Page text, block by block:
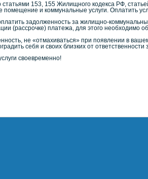
статьями 153, 155 Жилищного кодекса РФ,
помещение и коммунальные услуги. Оплатить
задолженность за жилищно-
(рассрочке) платежа, для этого
не «отмахиваться» при появлении в
себя и своих близких от ответственности
своевременно!